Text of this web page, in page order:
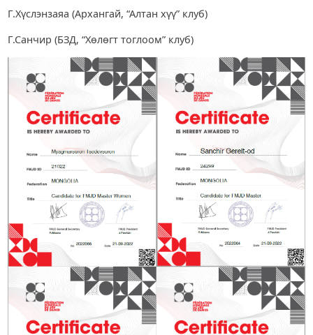
Г.Хүслэнзаяа (Архангай, “Алтан хүү” клуб)
Г.Санчир (БЗД, “Хөлөгт тоглоом” клуб)